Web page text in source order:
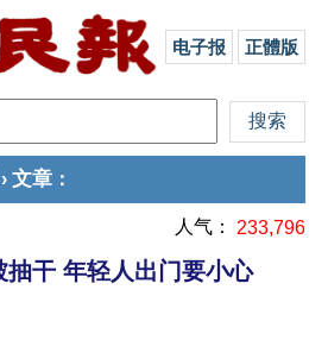
电子报 正體版
› 文章 ：
人气： 233,796
干 年轻人出门要小心